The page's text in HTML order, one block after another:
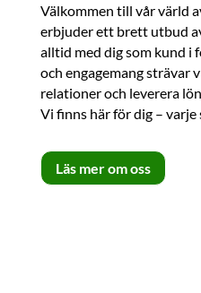
Välkommen till vår värld
erbjuder ett brett utbud
alltid med dig som kund i
och engagemang strävar
relationer och leverera
Vi finns här för dig – varje
Läs mer om oss